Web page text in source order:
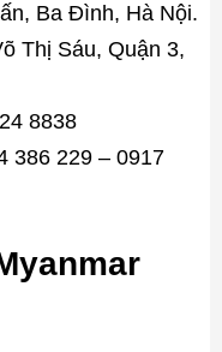
Ba Đình, Hà Nội.
Thị Sáu, Quận 3,
8838
386 229 – 0917